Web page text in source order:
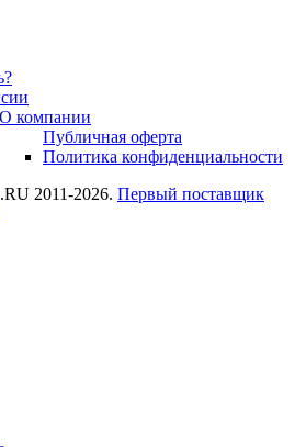
О компании
Публичная оферта
Политика конфиденциальности
2011-2026. Первый поставщик